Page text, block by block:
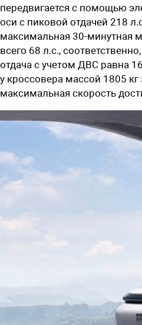
передвигается с помощью
оси с пиковой отдачей 218
максимальная 30-минутная
всего 68 л.с.,
отдача с учетом ДВС равна
у кроссовера массой 1805 кг
максимальная скорость